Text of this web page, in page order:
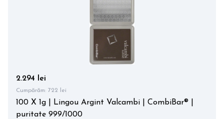
2.294 lei
Cumpărăm: 722 lei
100 X 1g | Lingou Argint Valcambi | CombiBar® |
puritate 999/1000